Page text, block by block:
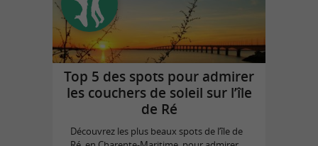
Top 5 des spots pour admirer
les couchers de soleil sur l’île
de Ré
Découvrez les plus beaux spots de l’île de